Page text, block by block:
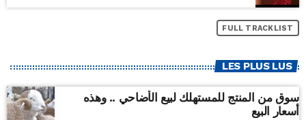
FULL TRACKLIST
LES PLUS LUS
سوق من المنتج للمستهلك لبيع الأضاحي .. وهذه
أسعار البيع